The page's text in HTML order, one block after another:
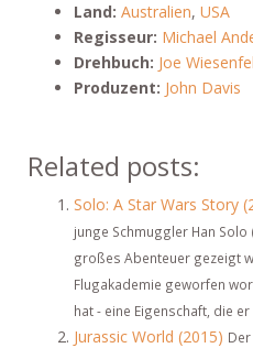
Land: Australien, USA
Regisseur: Michael
Drehbuch: Joe
Produzent: John Davis
Related posts:
Solo: A Star Wars Story
junge Schmuggler Han
großes Abenteuer gezeigt
Flugakademie geworfen
hat - eine Eigenschaft, die er
Jurassic World (2015)